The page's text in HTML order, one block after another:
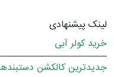
لینک پیشنهادی
خرید کولر آبی
جدیدترین کالکشن